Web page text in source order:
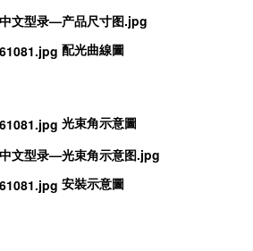
配光曲線圖
光束角示意圖
安裝示意圖